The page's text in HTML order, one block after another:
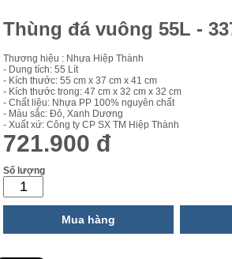
Thùng đá vuông 55L -
Thương hiệu : Nhựa Hiệp Thành
- Dung tích: 55 Lít
- Kích thước: 55 cm x 37 cm x 41 cm
- Kích thước trong: 47 cm x 32 cm x 32 cm
- Chất liệu: Nhựa PP 100% nguyên chất
- Màu sắc: Đỏ, Xanh Dương
- Xuất xứ: Công ty CP SX TM Hiệp Thành
721.900 đ
Số lượng
Mua hàng